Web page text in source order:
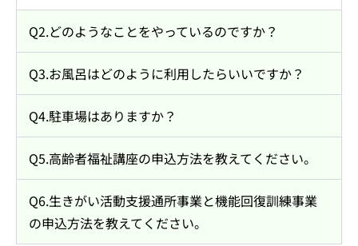
Q2.どのようなことをやっているのですか？
Q3.お風呂はどのように利用したらいいですか？
Q4.駐車場はありますか？
Q5.高齢者福祉講座の申込方法を教えてください。
Q6.生きがい活動支援通所事業と機能回復訓練事業
の申込方法を教えてください。